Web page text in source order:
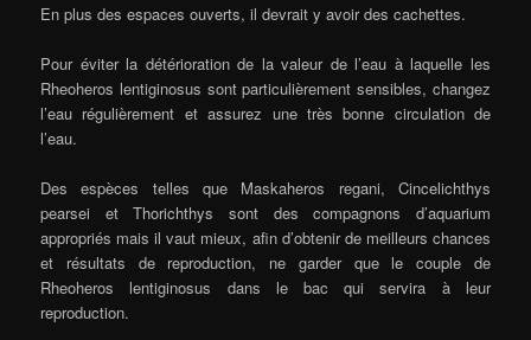
En plus des espaces ouverts, il devrait y avoir des cachettes.
Pour éviter la détérioration de la valeur de l’eau à laquelle les
Rheoheros lentiginosus sont particulièrement sensibles, changez
l’eau régulièrement et assurez une très bonne circulation de
l’eau.
Des espèces telles que Maskaheros regani, Cincelichthys
pearsei et Thorichthys sont des compagnons d’aquarium
appropriés mais il vaut mieux, afin d’obtenir de meilleurs chances
et résultats de reproduction, ne garder que le couple de
Rheoheros lentiginosus dans le bac qui servira à leur
reproduction.